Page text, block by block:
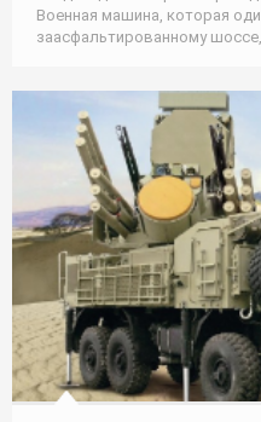
Военная машина, которая
заасфальтированному